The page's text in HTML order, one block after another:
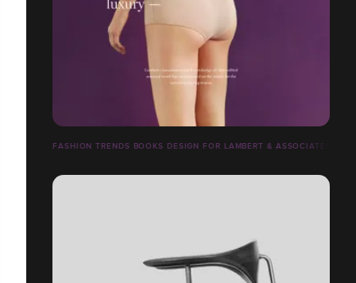
FASHION TRENDS BOOKS DESIGN FOR LAMBERT & ASSOCIATES